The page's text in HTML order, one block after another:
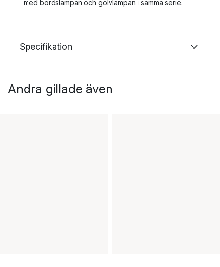
med bordslampan och golvlampan i samma serie.
Specifikation
Andra gillade även